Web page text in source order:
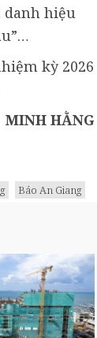
danh hiệu
kỳ 2026
MINH HẰNG
Báo An Giang